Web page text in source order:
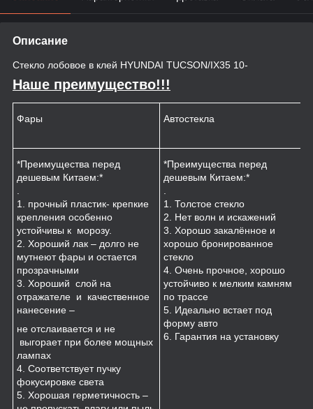
Описание
Стекло лобовое в клей HYUNDAI TUCSON/IX35 10-
Наше преимущество!!!
Фары Автостекла
*Преимущества перед
дешевым Китаем:*
.
1. прочный пластик- крепкие
крепления особенно
устойчивы к морозу.
2. Хороший лак – долго не
мутнеют фары и остается
прозрачными
3. Хороший слой на
отражателе и качественное
нанесение –
не отслаивается и не
выгорает при более мощных
лампах
4. Соответствует пучку
фокусировке света
5. Хорошая герметичность –
*Преимущества перед
дешевым Китаем:*
.
1. Толстое стекло
2. Нет волн и искажений
3. Хорошо закалённое и
хорошо бронированное
стекло
4. Очень прочное, хорошо
устойчиво к мелким камням
по трассе
5. Идеально встает под
форму авто
6. Гарантия на установку